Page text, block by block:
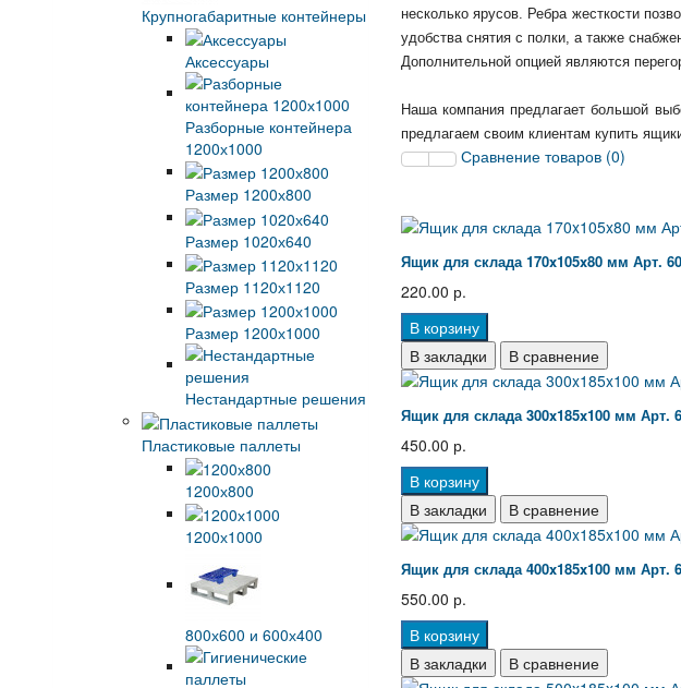
Крупногабаритные контейнеры
Аксессуары
Разборные контейнера
1200х1000
Размер 1200х800
Размер 1020х640
Размер 1120х1120
Размер 1200х1000
Нестандартные решения
Пластиковые паллеты
1200х800
1200х1000
800х600 и 600х400
несколько ярусов. Ребра жесткости
удобства снятия с полки, а также
Дополнительной опцией являются
Наша компания предлагает большой
предлагаем своим клиентам купить
Сравнение товаров (0)
Ящик для склада 170x105x80 мм Арт.
220.00 р.
В корзину
В закладки
В сравнение
Ящик для склада 300x185x100 мм Арт.
450.00 р.
В корзину
В закладки
В сравнение
Ящик для склада 400x185x100 мм Арт.
550.00 р.
В корзину
В закладки
В сравнение